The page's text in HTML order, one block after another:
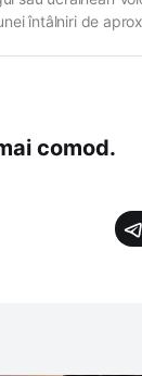
întâlniri de
comod.